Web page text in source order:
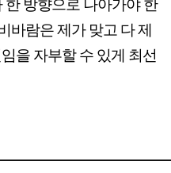
바람은 제가 맞고 다 제
을 자부할 수 있게 최선